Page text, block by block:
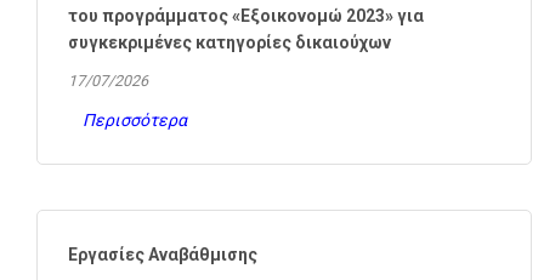
του προγράμματος «Εξοικονομώ 2023» για
συγκεκριμένες κατηγορίες δικαιούχων
17/07/2026
Περισσότερα
Εργασίες Αναβάθμισης